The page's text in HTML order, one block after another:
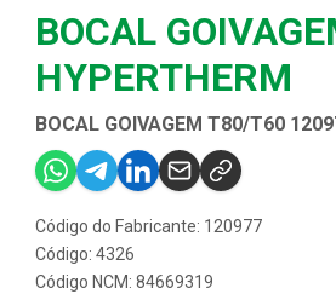
BOCAL
HYPERTHERM
BOCAL GOIVAGEM T80/T60
Código do Fabricante: 120977
Código: 4326
Código NCM: 84669319